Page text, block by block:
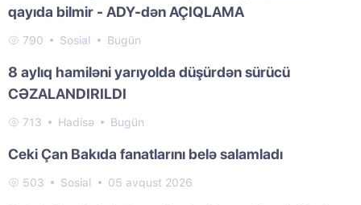
qayıda bilmir - ADY-dən AÇIQLAMA
790 Sosial Bugün
8 aylıq hamiləni yarıyolda düşürdən sürücü
CƏZALANDIRILDI
713 Hadisə Bugün
Ceki Çan Bakıda fanatlarını belə salamladı
503 Sosial 05 avqust 2026